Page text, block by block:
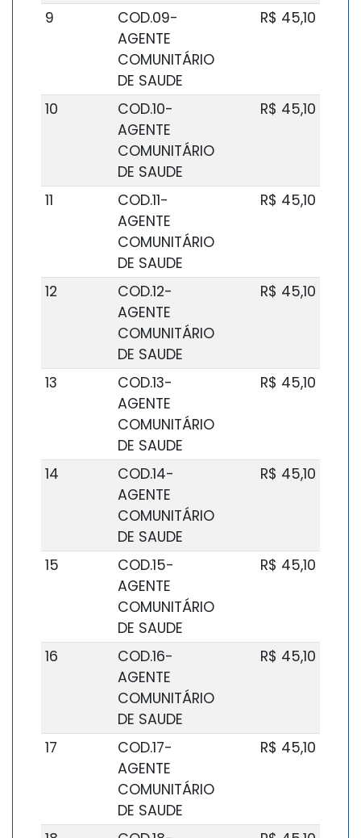
9
COD.09-
AGENTE
COMUNITÁRIO
DE SAUDE
R$ 45,10
10
COD.10-
AGENTE
COMUNITÁRIO
DE SAUDE
R$ 45,10
11
COD.11-
AGENTE
COMUNITÁRIO
DE SAUDE
R$ 45,10
12
COD.12-
AGENTE
COMUNITÁRIO
DE SAUDE
R$ 45,10
13
COD.13-
AGENTE
COMUNITÁRIO
DE SAUDE
R$ 45,10
14
COD.14-
AGENTE
COMUNITÁRIO
DE SAUDE
R$ 45,10
15
COD.15-
AGENTE
COMUNITÁRIO
DE SAUDE
R$ 45,10
16
COD.16-
AGENTE
COMUNITÁRIO
DE SAUDE
R$ 45,10
17
COD.17-
AGENTE
COMUNITÁRIO
DE SAUDE
R$ 45,10